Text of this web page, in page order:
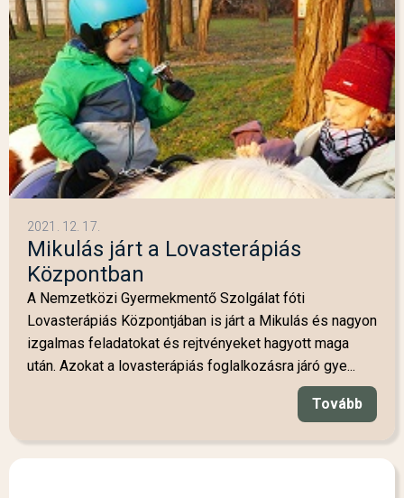
2021. 12. 17.
Mikulás járt a Lovasterápiás
Központban
A Nemzetközi Gyermekmentő Szolgálat fóti
Lovasterápiás Központjában is járt a Mikulás és nagyon
izgalmas feladatokat és rejtvényeket hagyott maga
után. Azokat a lovasterápiás foglalkozásra járó gye...
Tovább